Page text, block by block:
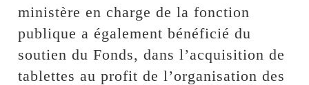
ministère en charge de la fonction
publique a également bénéficié du
soutien du Fonds, dans l’acquisition de
tablettes au profit de l’organisation des